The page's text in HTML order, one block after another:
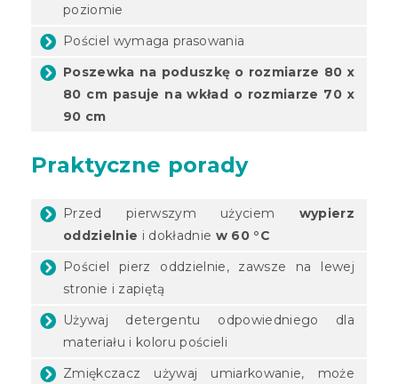
poziomie
Pościel wymaga prasowania
Poszewka na poduszkę o rozmiarze 80 x
80 cm pasuje na wkład o rozmiarze 70 x
90 cm
Praktyczne porady
Przed pierwszym użyciem wypierz
oddzielnie i dokładnie w 60 °C
Pościel pierz oddzielnie, zawsze na lewej
stronie i zapiętą
Używaj detergentu odpowiedniego dla
materiału i koloru pościeli
Zmiękczacz używaj umiarkowanie, może